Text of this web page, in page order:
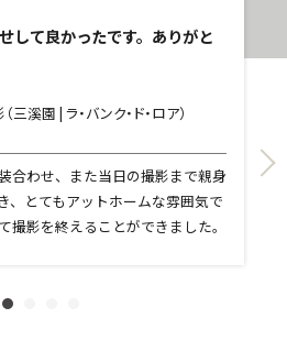
して良かったです。ありがと
溪園 | ラ・バンク・ド・ロア）
合わせ、また当日の撮影まで親身
、とてもアットホームな雰囲気で
撮影を終えることができました。
T